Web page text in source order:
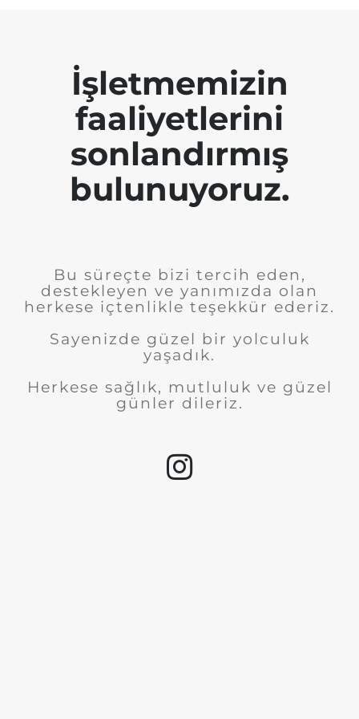
İşletmemizin
faaliyetlerini
sonlandırmış
bulunuyoruz.
Bu süreçte bizi tercih eden,
destekleyen ve yanımızda olan
herkese içtenlikle teşekkür ederiz.
Sayenizde güzel bir yolculuk
yaşadık.
Herkese sağlık, mutluluk ve güzel
günler dileriz.